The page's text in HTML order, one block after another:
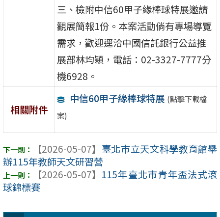
三、檢附中信60甲子緣棒球特展邀請
觀展簡報1份。本案活動倘有專場導覽
需求，歡迎逕洽中國信託銀行公益推
展部林均穎，電話：02-3327-7777分
機6928。
相關附件
中信60甲子緣棒球特展 (點擊下載檔
案)
【2026-05-07】 臺北市立天文科學教育館舉
辦115年教師天文研習營
【2026-05-07】 115年臺北市青年盃法式滾
球錦標賽